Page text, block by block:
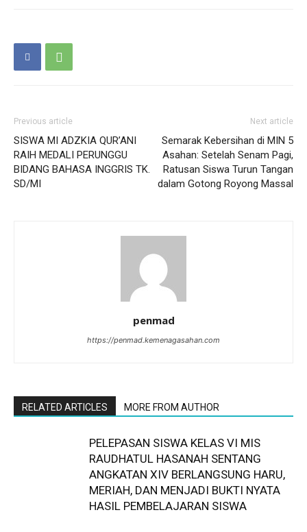
Previous article
SISWA MI ADZKIA QUR’ANI
RAIH MEDALI PERUNGGU
BIDANG BAHASA INGGRIS TK.
SD/MI
Next article
Semarak Kebersihan di MIN 5
Asahan: Setelah Senam Pagi,
Ratusan Siswa Turun Tangan
dalam Gotong Royong Massal
penmad
https://penmad.kemenagasahan.com
RELATED ARTICLES MORE FROM AUTHOR
PELEPASAN SISWA KELAS VI MIS
RAUDHATUL HASANAH SENTANG
ANGKATAN XIV BERLANGSUNG HARU,
MERIAH, DAN MENJADI BUKTI NYATA
HASIL PEMBELAJARAN SISWA